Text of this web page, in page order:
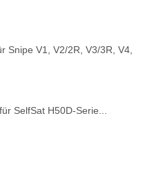
Snipe V1, V2/2R, V3/3R, V4,